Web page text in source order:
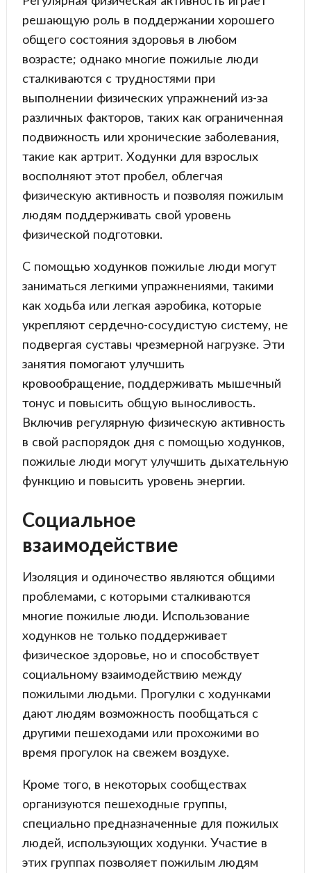
решающую роль в поддержании хорошего
общего состояния здоровья в любом
возрасте; однако многие пожилые люди
сталкиваются с трудностями при
выполнении физических упражнений из-за
различных факторов, таких как ограниченная
подвижность или хронические заболевания,
такие как артрит. Ходунки для взрослых
восполняют этот пробел, облегчая
физическую активность и позволяя пожилым
людям поддерживать свой уровень
физической подготовки.
С помощью ходунков пожилые люди могут
заниматься легкими упражнениями, такими
как ходьба или легкая аэробика, которые
укрепляют сердечно-сосудистую систему, не
подвергая суставы чрезмерной нагрузке. Эти
занятия помогают улучшить
кровообращение, поддерживать мышечный
тонус и повысить общую выносливость.
Включив регулярную физическую активность
в свой распорядок дня с помощью ходунков,
пожилые люди могут улучшить дыхательную
функцию и повысить уровень энергии.
Социальное
взаимодействие
Изоляция и одиночество являются общими
проблемами, с которыми сталкиваются
многие пожилые люди. Использование
ходунков не только поддерживает
физическое здоровье, но и способствует
социальному взаимодействию между
пожилыми людьми. Прогулки с ходунками
дают людям возможность пообщаться с
другими пешеходами или прохожими во
время прогулок на свежем воздухе.
Кроме того, в некоторых сообществах
организуются пешеходные группы,
специально предназначенные для пожилых
людей, использующих ходунки. Участие в
этих группах позволяет пожилым людям